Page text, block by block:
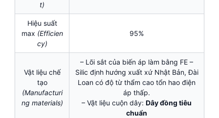
t)
Hiệu suất
max (Efficien
cy)
95%
Vật liệu chế
tạo
(Manufacturi
ng materials)
– Lõi sắt của biến áp làm bằng FE –
Silic định hướng xuất xứ Nhật Bản, Đài
Loan có độ từ thẩm cao tổn hao điện
áp thấp.
– Vật liệu cuộn dây: Dây đồng tiêu
chuẩn